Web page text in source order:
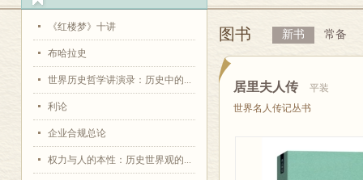
《红楼梦》十讲
布哈拉史
世界历史哲学讲演录：历史中的...
利论
企业合规总论
权力与人的本性：历史世界观的...
图书 新书 常备
居里夫人传
平装
世界名人传记丛书